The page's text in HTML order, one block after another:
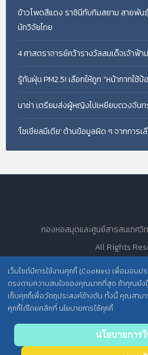
ข้าวโพดสีแดง ราชินีทับทิมสยาม สายพั
นักวิจัยไทย
4 ศาสตราจารย์คว้ารางวัลสมเด็จเจ้าฟ้า
รู้ทันฝุ่น PM2.5! เลือกให้ถูก “หน้ากากใช้ป้
นาซ่า เตรียมส่งผู้หญิงไปเหยียบดวงจันท
'โซเชียลมีเดีย' ต้านข้อมูลผิด ๆ จากการ
เว็บไซต์มีการใช้งานคุกกี้ (Cookies) เพื่อมอบ
ตรงตามความสนใจของคุณมากที่สุด ถ้าคุณยังใ
เก็บคุกกี้เพื่อวัตถุประสงค์ข้างต้น ทั้งนี้ คุณสามา
คุกกี้ได้โดยคลิกที่ นโยบายการใช้คุกกี้
นโยบายการ
กองหอสมุดและศูนย์สารสนเทศวิ
All Rights
นโยบายการคุ้มครองข้อ
ประกาศความเป็นส่วนตัว (Privacy